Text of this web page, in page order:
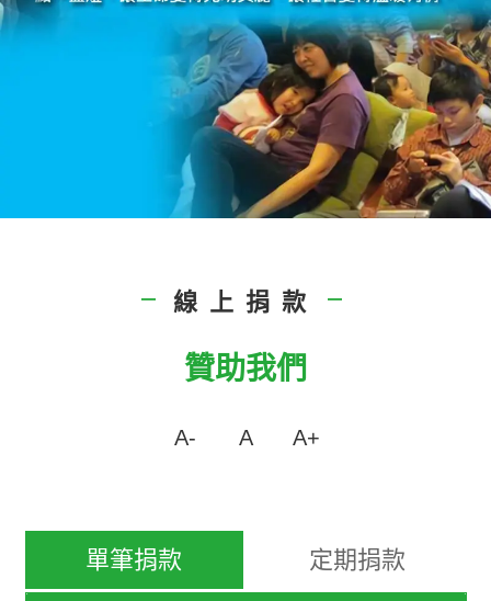
| 線上捐款 |
贊助我們
A- A A+
單筆捐款 定期捐款